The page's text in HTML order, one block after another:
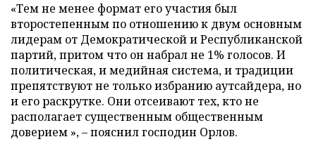
«Тем не менее формат его участия был
второстепенным по отношению к двум основным
лидерам от Демократической и Республиканской
партий, притом что он набрал не 1% голосов. И
политическая, и медийная система, и традиции
препятствуют не только избранию аутсайдера, но
и его раскрутке. Они отсеивают тех, кто не
располагает существенным общественным
доверием », – пояснил господин Орлов.